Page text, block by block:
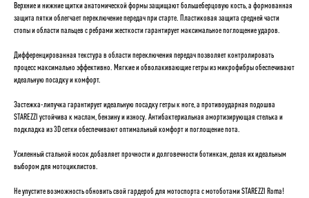
Верхние и нижние щитки анатомической формы защищают большеберцовую кость, а формованная
защита пятки облегчает переключение передач при старте. Пластиковая защита средней части
стопы и области пальцев с ребрами жесткости гарантирует максимальное поглощение ударов.
Дифференцированная текстура в области переключения передач позволяет контролировать
процесс максимально эффективно. Мягкие и обволакивающие гетры из микрофибры обеспечивают
идеальную посадку и комфорт.
Застежка-липучка гарантирует идеальную посадку гетры к ноге, а противоударная подошва
STAREZZI устойчива к маслам, бензину и износу. Антибактериальная амортизирующая стелька и
подкладка из 3D сетки обеспечивают оптимальный комфорт и поглощение пота.
Усиленный стальной носок добавляет прочности и долговечности ботинкам, делая их идеальным
выбором для мотоциклистов.
Не упустите возможность обновить свой гардероб для мотоспорта с мотоботами STAREZZI Roma!